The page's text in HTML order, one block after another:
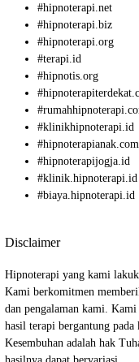
#hipnoterapi.net
#hipnoterapi.biz
#hipnoterapi.org
#terapi.id
#hipnotis.org
#
#
#klinikhipnoterapi.id
#hipnoterapianak.com
#hipnoterapijogja.id
#klinik.hipnoterapi.id
#biaya.hipnoterapi.id
Disclaimer
Hipnoterapi yang kami
Kami berkomitmen
dan pengalaman kami.
hasil terapi bergantung
Kesembuhan adalah hak